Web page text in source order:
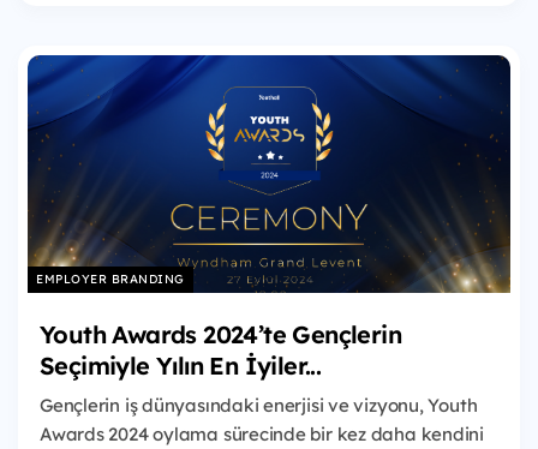
EMPLOYER BRANDING
Youth Awards 2024’te Gençlerin
Seçimiyle Yılın En İyiler...
Gençlerin iş dünyasındaki enerjisi ve vizyonu, Youth
Awards 2024 oylama sürecinde bir kez daha kendini